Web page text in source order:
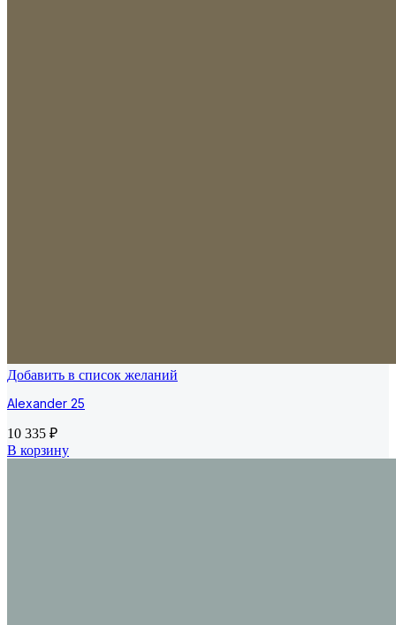
Добавить в список желаний
Alexander 25
10 335 ₽
В корзину